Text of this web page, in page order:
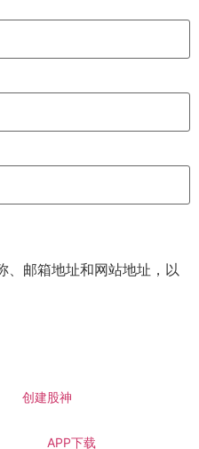
、邮箱地址和网站地址，以
创建股神
APP下载